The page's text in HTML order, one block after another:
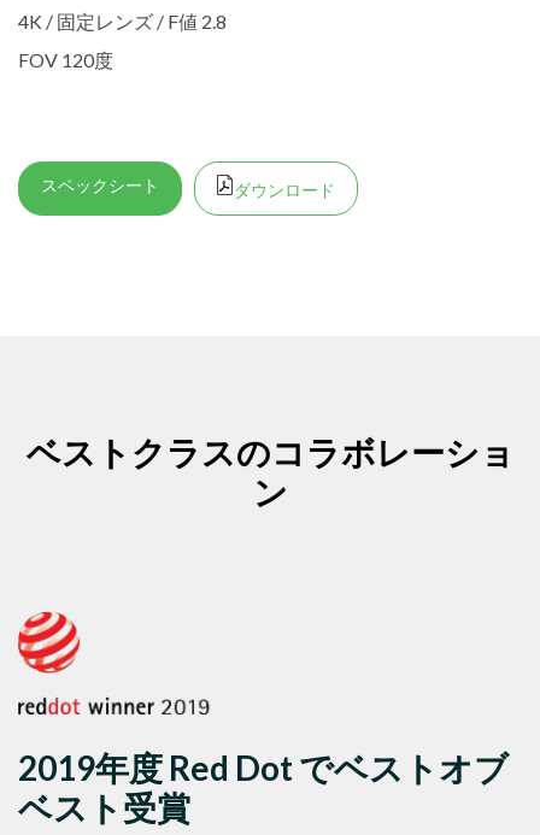
4K / 固定レンズ / F値 2.8
FOV 120度
スペックシート ダウンロード
ベストクラスのコラボレーショ
ン
2019年度 Red Dot でベストオブ
ベスト受賞